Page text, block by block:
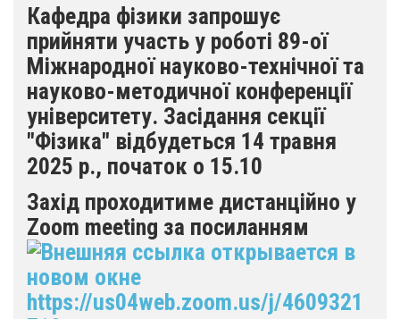
Кафедра фізики запрошує
прийняти участь у роботі 89-ої
Міжнародної науково-технічної та
науково-методичної конференції
університету. Засідання секції
"Фізика" відбудеться 14 травня
2025 р., початок о 15.10
Захід проходитиме дистанційно у
Zoom meeting за посиланням
https://us04web.zoom.us/j/4609321